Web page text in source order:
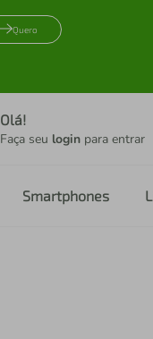
Quero
Olá!
Faça seu login para entrar
Smartphones